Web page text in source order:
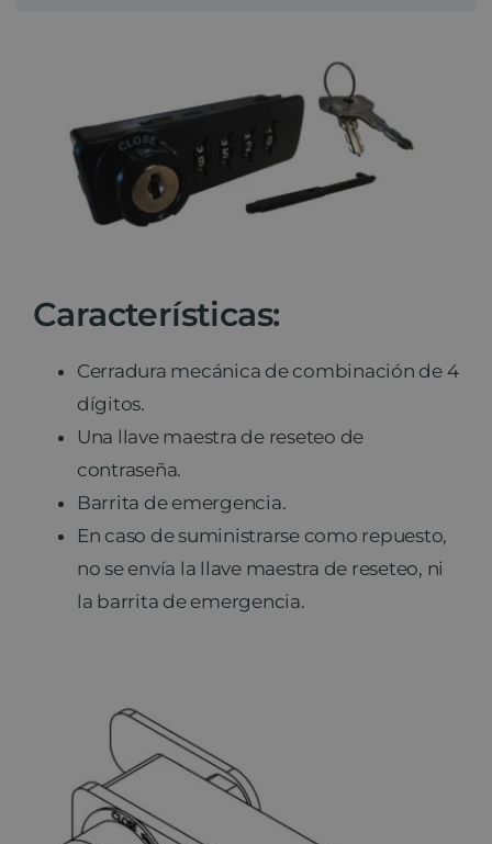
Contacto
Características:
Cerradura mecánica de combinación de 4
dígitos.
Una llave maestra de reseteo de
contraseña.
Barrita de emergencia.
En caso de suministrarse como repuesto,
no se envía la llave maestra de reseteo, ni
la barrita de emergencia.